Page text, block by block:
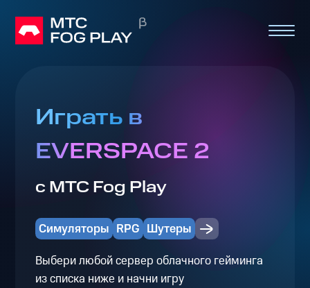
Играть в
EVERSPACE 2
с МТС Fog Play
Симуляторы RPG Шутеры
Выбери любой сервер облачного гейминга
из списка ниже и начни игру